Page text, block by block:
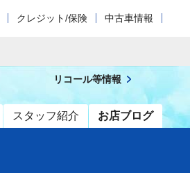
クレジット/保険 中古車情報
スタッフ紹介 お店ブログ
リコール等情報